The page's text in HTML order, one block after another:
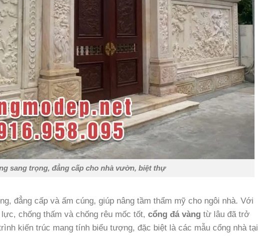
sang trọng, đẳng cấp cho nhà vườn, biệt thự
đẳng cấp và ấm cúng, giúp nâng tầm thẩm mỹ cho ngôi nhà. Với
chống thấm và chống rêu mốc tốt, cổng đá vàng từ lâu đã trở
kiến trúc mang tính biểu tượng, đặc biệt là các mẫu cổng nhà tại